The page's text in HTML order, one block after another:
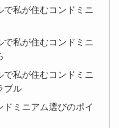
で私が住むコンドミニ
で私が住むコンドミニ
で私が住むコンドミニ
ブル
ドミニアム選びのポイ